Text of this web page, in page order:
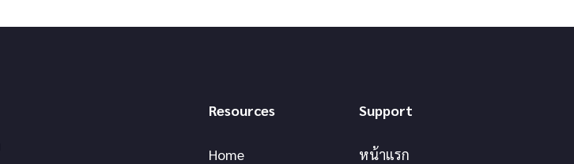
Resources
Home
Support
หน้าแรก